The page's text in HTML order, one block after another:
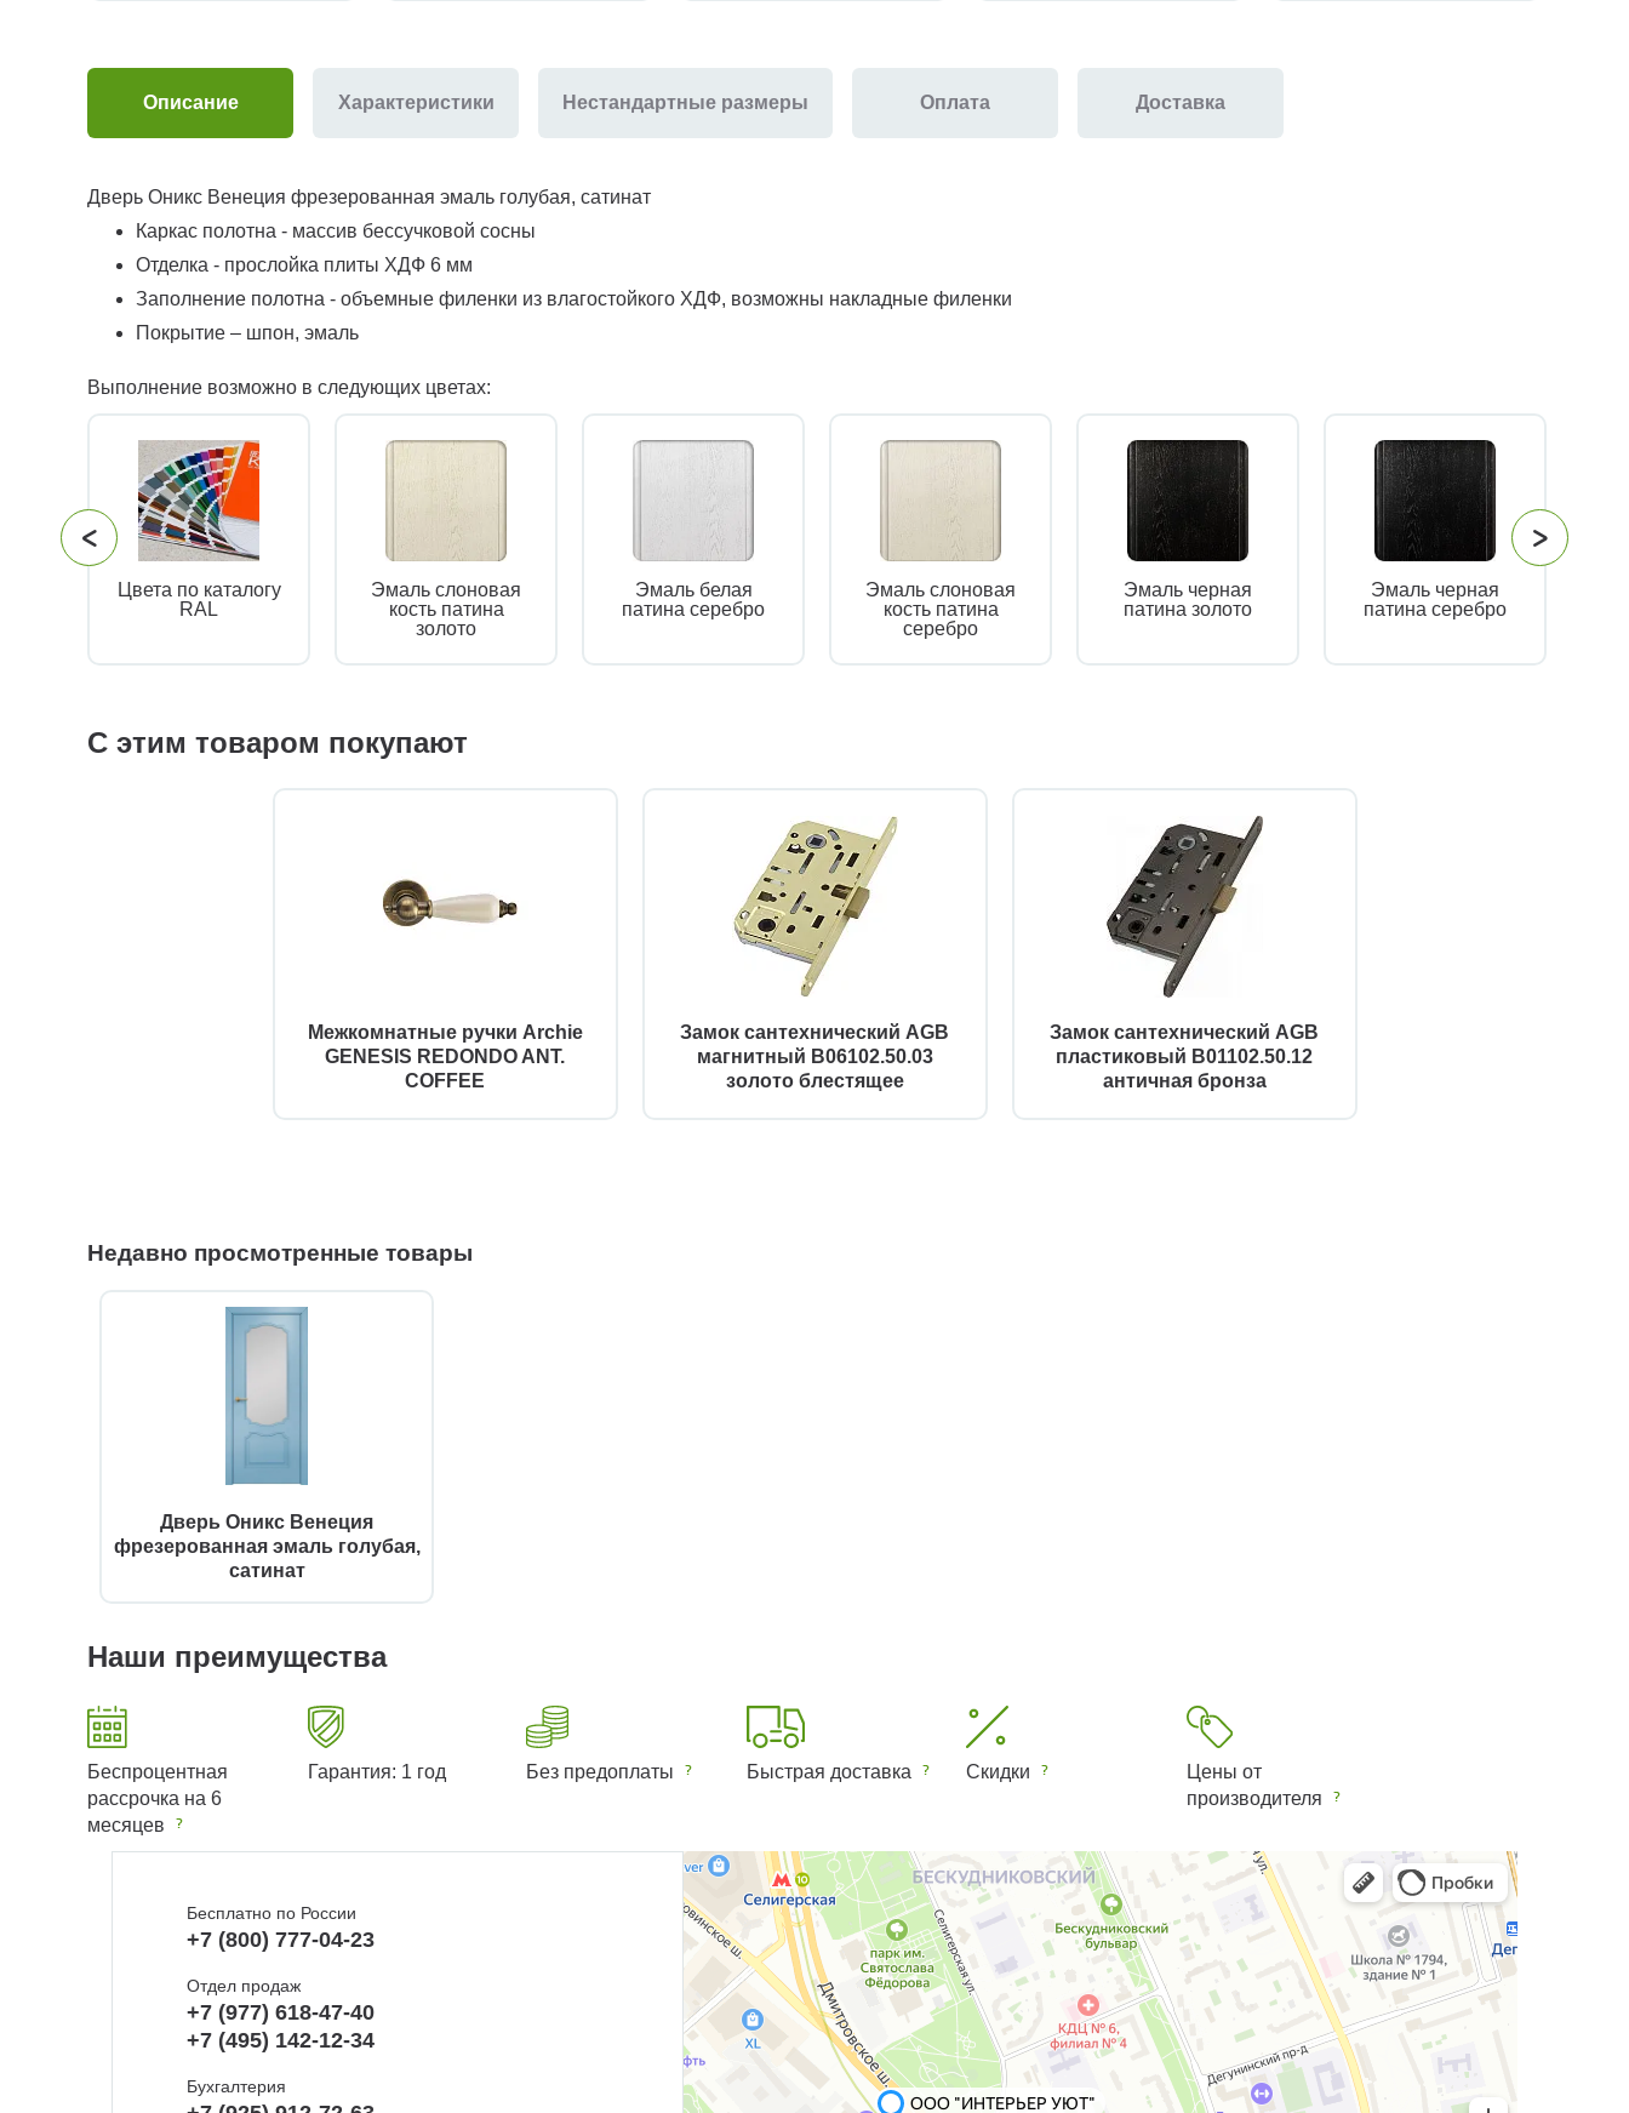
Описание Характеристики Нестандартные размеры Оплата Доставка
Дверь Оникс Венеция фрезерованная эмаль голубая, сатинат
Каркас полотна - массив бессучковой сосны
Отделка - прослойка плиты ХДФ 6 мм
Заполнение полотна - объемные филенки из влагостойкого ХДФ, возможны накладные филенки
Покрытие – шпон, эмаль
Выполнение возможно в следующих цветах:
Цвета по каталогу
RAL
Эмаль слоновая
кость патина
золото
Эмаль белая
патина серебро
Эмаль слоновая
кость патина
серебро
Эмаль черная
патина золото
Эмаль черная
патина серебро
С этим товаром покупают
Межкомнатные ручки Archie
GENESIS REDONDO ANT.
COFFEE
Замок сантехнический AGB
магнитный B06102.50.03
золото блестящее
Замок сантехнический AGB
пластиковый B01102.50.12
античная бронза
Недавно просмотренные товары
Дверь Оникс Венеция
фрезерованная эмаль голубая,
сатинат
Наши преимущества
Беспроцентная
рассрочка на 6
месяцев
Гарантия: 1 год Без предоплаты Быстрая доставка Скидки
Цены от
производителя
Бесплатно по России
+7 (800) 777-04-23
Отдел продаж
+7 (977) 618-47-40
+7 (495) 142-12-34
Бухгалтерия